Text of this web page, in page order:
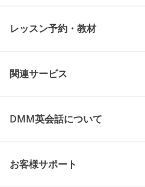
レッスン予約・教材
関連サービス
DMM英会話について
お客様サポート